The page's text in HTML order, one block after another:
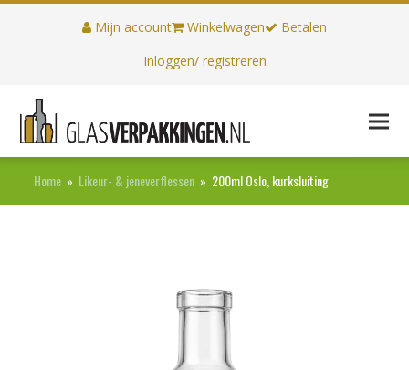
Mijn account Winkelwagen
Betalen
Inloggen/ registreren
Home » Likeur- & jeneverflessen » 200ml Oslo, kurksluiting